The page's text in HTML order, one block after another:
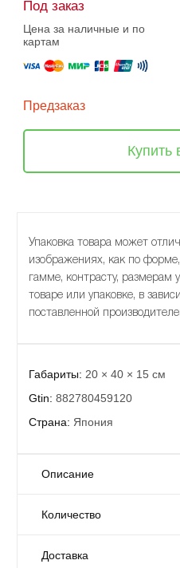
Под заказ
Цена за наличные и по
картам
Предзаказ
Купить
Упаковка товара может
изображениях, как по
гамме, контрасту, размерам
товаре или упаковке, в
поставленной
Габариты: 20 × 40 × 15 см
Gtin: 882780459120
Страна: Япония
Описание
Габариты: 20 × 40 × 15 см
Количество
Количество:
Доставка